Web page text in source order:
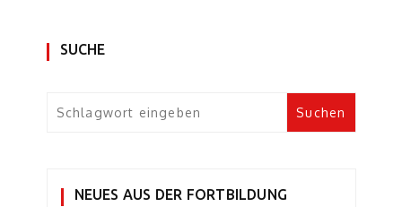
SUCHE
NEUES AUS DER FORTBILDUNG